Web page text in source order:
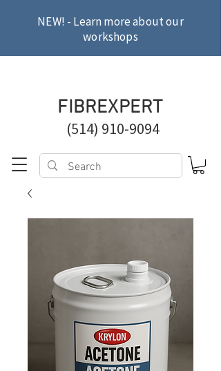
NEW! - Learn more about our
workshops
(514) 910-9094
FIBREXPERT